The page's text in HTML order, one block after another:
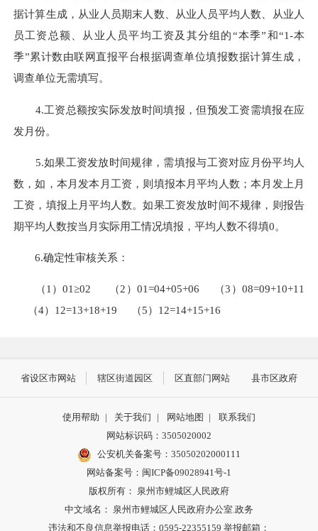
据计算生成，从业人员期末人数、从业人员平均人数、从业人
员工资总额、从业人员平均工资及其分组的“本季”和“1-本
季”累计数由联网直报平台根据调查单位填报数据计算生成，
调查单位无需填写。
4.工资总额按实际发放时间填报，但预发工资需填报在应
发月份。
5.如果工资发放时间规律，需填报与工资对应月份平均人
数，如，本月发本月工资，则填报本月平均人数；本月发上月
工资，填报上月平均人数。如果工资发放时间不规律，则报告
期平均人数按当月实际用工情况填报，平均人数不得填0。
6.确定性审核关系：
（1）01≥02 （2）01=04+05+06 （3）08=09+10+11
（4）12=13+18+19 （5）12=14+15+16
省设区市网站 辖区街道园区 区直部门网站 县市区政府
使用帮助 | 关于我们 | 网站地图 |
联系我们
网站标识码：3505020002
公安机关备案号：35050202000111
网站备案号：闽ICP备09028941号-1
版权所有： 泉州市鲤城区人民政府
中文域名： 泉州市鲤城区人民政府办公室.政务
违法和不良信息举报电话：0595-22355159 举报邮箱：